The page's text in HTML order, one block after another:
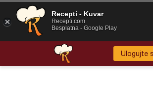
Ulogujte
Recepti - Kuvar
Recepti.com
Besplatna - Google Play